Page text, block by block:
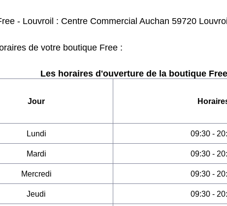
- Louvroil : Centre Commercial Auchan 59720
de votre boutique Free :
Les horaires d'ouverture de la boutique
Jour
Lundi 09:30 -
Mardi 09:30 -
Mercredi 09:30 -
Jeudi 09:30 -